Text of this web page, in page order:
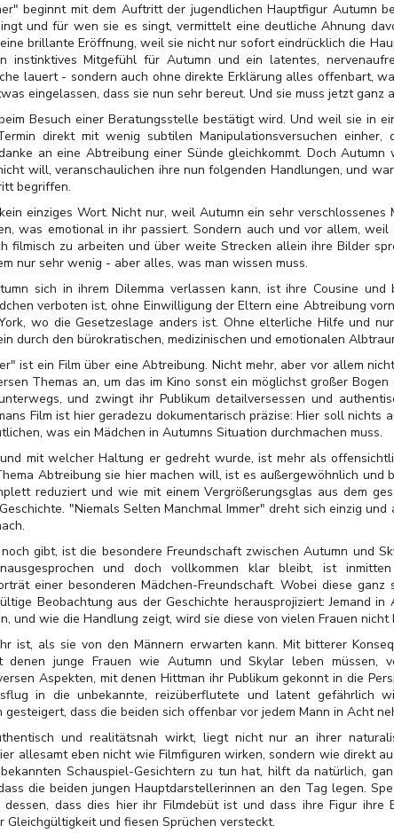
beginnt mit dem Auftritt der jugendlichen Hauptfigur Autumn
und für wen sie es singt, vermittelt eine deutliche Ahnung
brillante Eröffnung, weil sie nicht nur sofort eindrücklich die
Mitgefühl für Autumn und ein latentes,
lauert - sondern auch ohne direkte Erklärung alles offenbart,
eingelassen, dass sie nun sehr bereut. Und sie muss jetzt ganz
Besuch einer Beratungsstelle bestätigt wird. Und weil sie in
direkt mit wenig subtilen Manipulationsversuchen einher,
an eine Abtreibung einer Sünde gleichkommt. Doch
will, veranschaulichen ihre nun folgenden Handlungen, und
begriffen.
einziges Wort. Nicht nur, weil Autumn ein sehr verschlossenes
was emotional in ihr passiert. Sondern auch und vor allem,
filmisch zu arbeiten und über weite Strecken allein ihre Bilder
nur sehr wenig - aber alles, was man wissen muss.
sich in ihrem Dilemma verlassen kann, ist ihre Cousine
verboten ist, ohne Einwilligung der Eltern eine Abtreibung
wo die Gesetzeslage anders ist. Ohne elterliche Hilfe und
durch den bürokratischen, medizinischen und emotionalen
ist ein Film über eine Abtreibung. Nicht mehr, aber vor allem
Themas an, um das im Kino sonst ein möglichst großer
und zwingt ihr Publikum detailversessen und
Film ist hier geradezu dokumentarisch präzise: Hier soll nichts
was ein Mädchen in Autumns Situation durchmachen muss.
mit welcher Haltung er gedreht wurde, ist mehr als
Abtreibung sie hier machen will, ist es außergewöhnlich und
reduziert und wie mit einem Vergrößerungsglas aus dem
"Niemals Selten Manchmal Immer" dreht sich einzig
gibt, ist die besondere Freundschaft zwischen Autumn und
und doch vollkommen klar bleibt, ist
einer besonderen Mädchen-Freundschaft. Wobei diese
Beobachtung aus der Geschichte herausprojiziert: Jemand
und wie die Handlung zeigt, wird sie diese von vielen Frauen nicht
ist, als sie von den Männern erwarten kann. Mit bitterer
denen junge Frauen wie Autumn und Skylar leben müssen,
Aspekten, mit denen Hittman ihr Publikum gekonnt in die
in die unbekannte, reizüberflutete und latent gefährlich
dass die beiden sich offenbar vor jedem Mann in Acht
und realitätsnah wirkt, liegt nicht nur an ihrer
allesamt eben nicht wie Filmfiguren wirken, sondern wie direkt
Schauspiel-Gesichtern zu tun hat, hilft da natürlich,
die beiden jungen Hauptdarstellerinnen an den Tag legen.
dass dies hier ihr Filmdebüt ist und dass ihre Figur ihre
Gleichgültigkeit und fiesen Sprüchen versteckt.